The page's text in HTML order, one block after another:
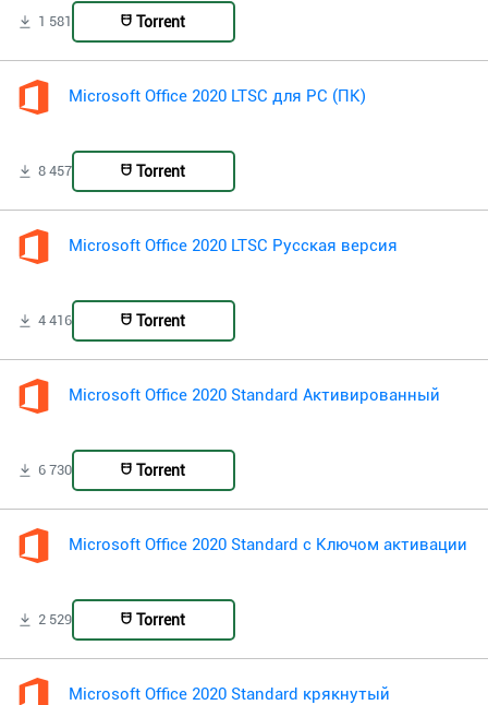
1 581 Torrent
Microsoft Office 2020 LTSC для PC (ПК)
8 457 Torrent
Microsoft Office 2020 LTSC Русская версия
4 416 Torrent
Microsoft Office 2020 Standard Активированный
6 730 Torrent
Microsoft Office 2020 Standard с Ключом активации
2 529 Torrent
Microsoft Office 2020 Standard крякнутый